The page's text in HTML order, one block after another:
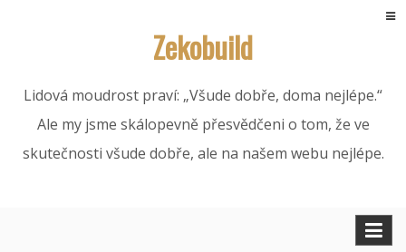
Zekobuild
Lidová moudrost praví: „Všude dobře, doma nejlépe.“
Ale my jsme skálopevně přesvědčeni o tom, že ve
skutečnosti všude dobře, ale na našem webu nejlépe.